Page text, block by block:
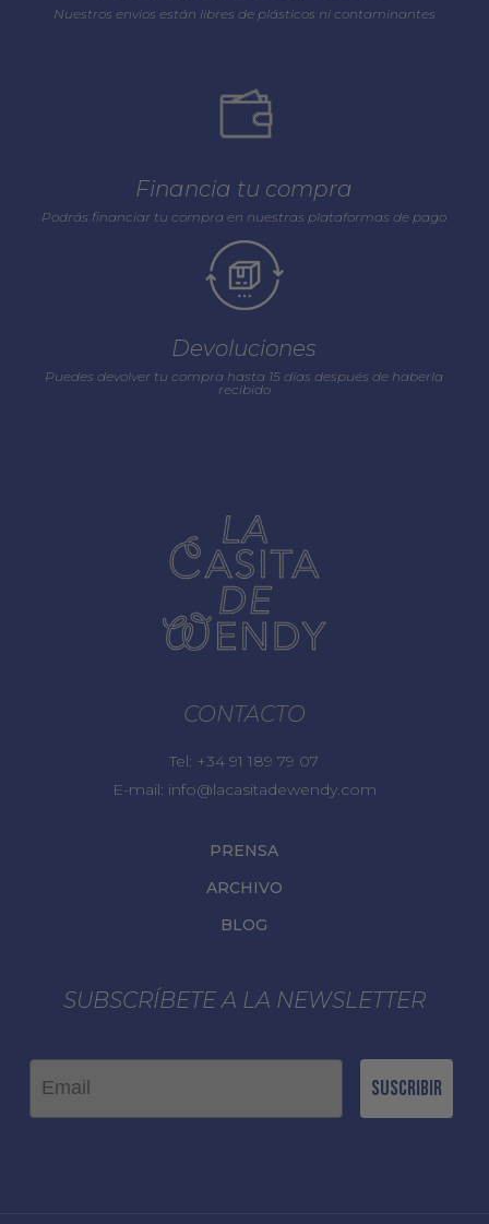
Nuestros envios están libres de plásticos ni contaminantes
Financia tu compra
Podrás financiar tu compra en nuestras plataformas de pago
Devoluciones
Puedes devolver tu compra hasta 15 días después de haberla
recibido
CONTACTO
Tel: +34 91 189 79 07
E-mail: info@lacasitadewendy.com
PRENSA
ARCHIVO
BLOG
SUBSCRÍBETE A LA NEWSLETTER
Email
Suscribir